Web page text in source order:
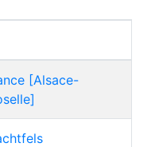
[Alsace-